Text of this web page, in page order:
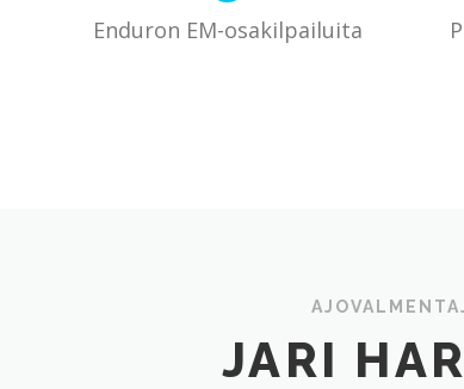
Enduron EM-osakilpailuita
JARI